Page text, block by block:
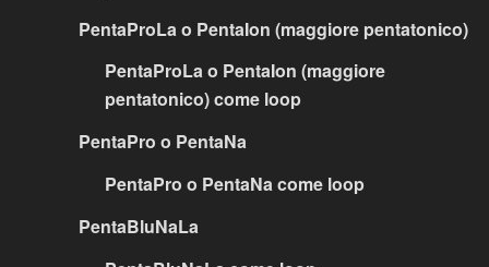
PentaProLa o PentaIon (maggiore pentatonico)
PentaProLa o PentaIon (maggiore
pentatonico) come loop
PentaPro o PentaNa
PentaPro o PentaNa come loop
PentaBluNaLa